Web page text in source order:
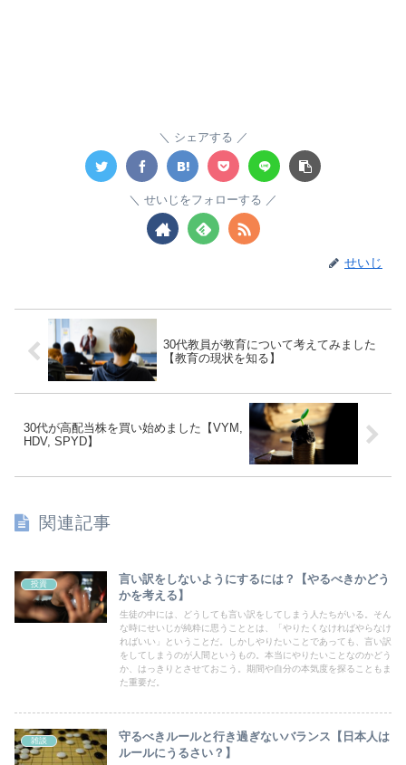
シェアする
せいじをフォローする
せいじ
30代教員が教育について考えてみました
【教育の現状を知る】
30代が高配当株を買い始めました【VYM,
HDV, SPYD】
関連記事
投資
言い訳をしないようにするには？【やるべきかどう
かを考える】
生徒の中には、どうしても言い訳をしてしまう人たちがいる。そん
な時にせいじが純粋に思うこととは、「やりたくなければやらなけ
ればいい」ということだ。しかしやりたいことであっても、言い訳
をしてしまうのが人間というもの。本当にやりたいことなのかどう
か、はっきりとさせておこう。期間や自分の本気度を探ることもま
た重要だ。
雑談
守るべきルールと行き過ぎないバランス【日本人は
ルールにうるさい？】